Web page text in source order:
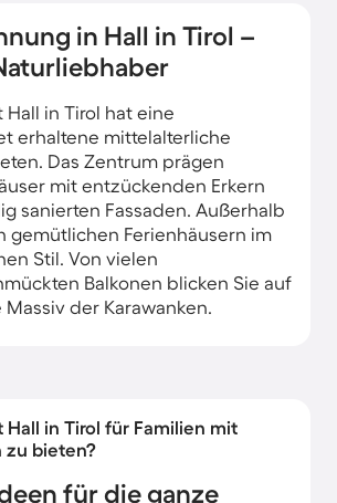
in Hall in Tirol –
Hall in Tirol hat eine
erhaltene mittelalterliche
Das Zentrum prägen
mit entzückenden Erkern
sanierten Fassaden. Außerhalb
gemütlichen Ferienhäusern im
Stil. Von vielen
Balkonen blicken Sie auf
der Karawanken.
Hall in Tirol für Familien mit
zu bieten?
für die ganze